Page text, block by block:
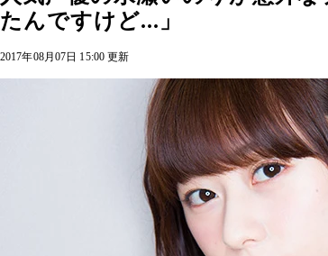
たんですけど...」
2017年08月07日 15:00 更新